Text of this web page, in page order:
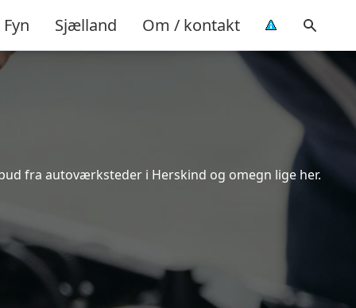
Fyn Sjælland Om / kontakt
fra autoværksteder i Herskind og omegn lige her.